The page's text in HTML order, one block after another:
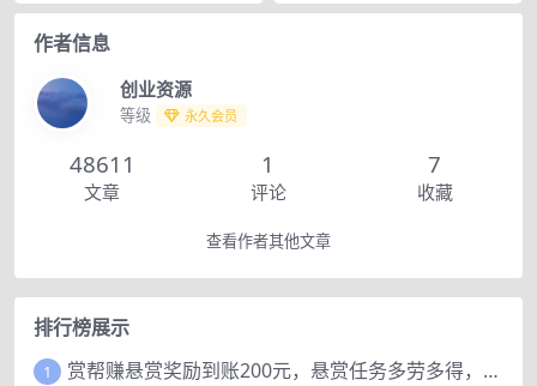
作者信息
创业资源
等级 永久会员
48611
文章
1
评论
7
收藏
查看作者其他文章
排行榜展示
1 赏帮赚悬赏奖励到账200元，悬赏任务多劳多得，人人可做。